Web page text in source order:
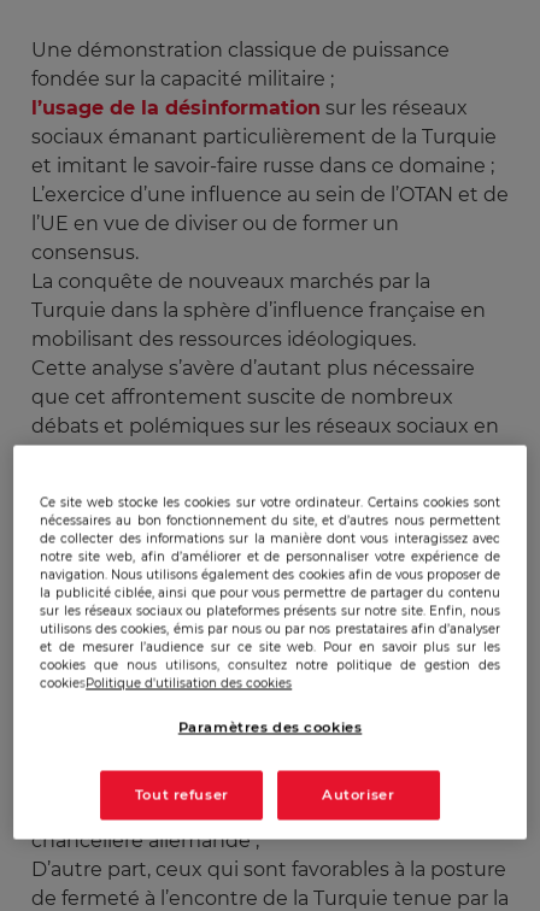
Une démonstration classique de puissance
fondée sur la capacité militaire ;
l’usage de la désinformation sur les réseaux
sociaux émanant particulièrement de la Turquie
et imitant le savoir-faire russe dans ce domaine ;
L’exercice d’une influence au sein de l’OTAN et de
l’UE en vue de diviser ou de former un
consensus.
La conquête de nouveaux marchés par la
Turquie dans la sphère d’influence française en
mobilisant des ressources idéologiques.
Cette analyse s’avère d’autant plus nécessaire
que cet affrontement suscite de nombreux
débats et polémiques sur les réseaux sociaux en
guerre informationnelletant les échanges sont
vifs et les thèses contradictoires.
De manière schématique, deux camps se sont
constitués autour de cette polémique :
D’une part, les partisans d’une politique de
conciliation avec la Turquie. Ils s’opposent à
chancelière allemande ;
D’autre part, ceux qui sont favorables à la posture
de fermeté à l’encontre de la Turquie tenue par la
Ce site web stocke les cookies sur votre ordinateur. Certains cookies sont
nécessaires au bon fonctionnement du site, et d’autres nous permettent
de collecter des informations sur la manière dont vous interagissez avec
notre site web, afin d’améliorer et de personnaliser votre expérience de
navigation. Nous utilisons également des cookies afin de vous proposer de
la publicité ciblée, ainsi que pour vous permettre de partager du contenu
sur les réseaux sociaux ou plateformes présents sur notre site. Enfin, nous
utilisons des cookies, émis par nous ou par nos prestataires afin d’analyser
et de mesurer l’audience sur ce site web. Pour en savoir plus sur les
cookies que nous utilisons, consultez notre politique de gestion des
cookiesPolitique d'utilisation des cookies
Paramètres des cookies
Tout refuser Autoriser